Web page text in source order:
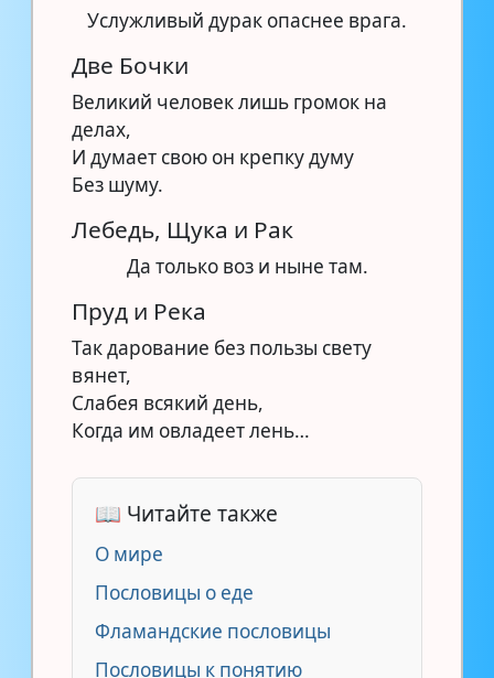
Услужливый дурак опаснее врага.
Две Бочки
Великий человек лишь громок на
делах,
И думает свою он крепку думу
Без шуму.
Лебедь, Щука и Рак
Да только воз и ныне там.
Пруд и Река
Так дарование без пользы свету
вянет,
Слабея всякий день,
Когда им овладеет лень…
📖 Читайте также
О мире
Пословицы о еде
Фламандские пословицы
Пословицы к понятию